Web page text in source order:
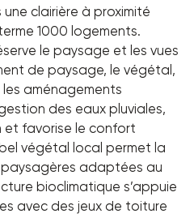
clairière à proximité
1000 logements.
le paysage et les vues
de paysage, le végétal,
aménagements
des eaux pluviales,
et favorise le confort
végétal local permet la
adaptées au
bioclimatique s’appuie
avec des jeux de toiture